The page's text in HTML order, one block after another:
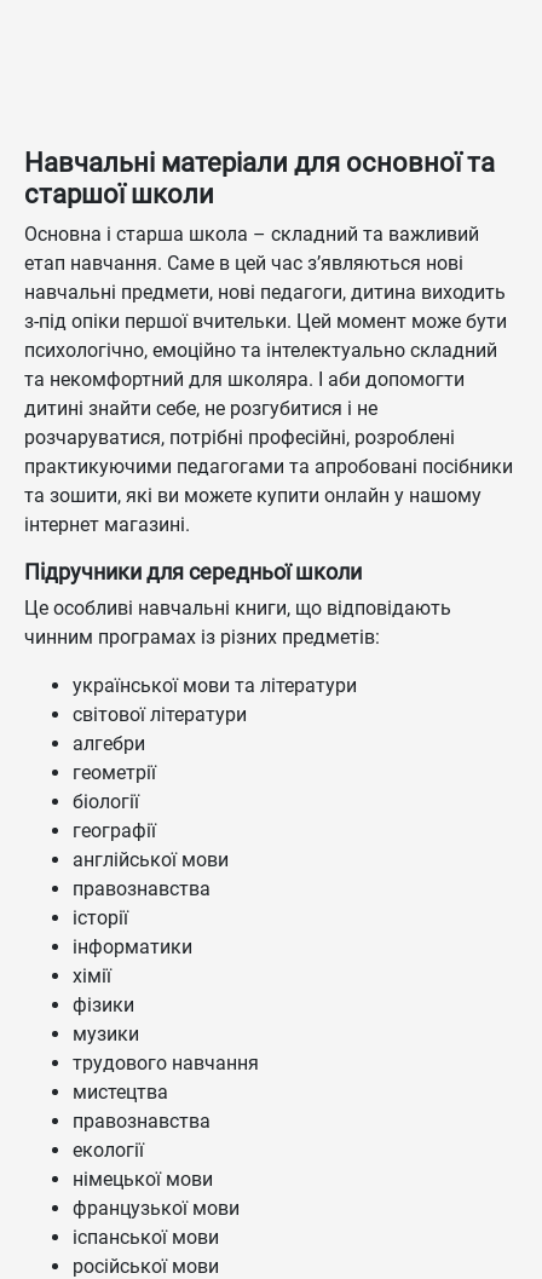
Навчальні матеріали для основної та
старшої школи
Основна і старша школа – складний та важливий
етап навчання. Саме в цей час з’являються нові
навчальні предмети, нові педагоги, дитина виходить
з-під опіки першої вчительки. Цей момент може бути
психологічно, емоційно та інтелектуально складний
та некомфортний для школяра. І аби допомогти
дитині знайти себе, не розгубитися і не
розчаруватися, потрібні професійні, розроблені
практикуючими педагогами та апробовані посібники
та зошити, які ви можете купити онлайн у нашому
інтернет магазині.
Підручники для середньої школи
Це особливі навчальні книги, що відповідають
чинним програмах із різних предметів:
української мови та літератури
світової літератури
алгебри
геометрії
біології
географії
англійської мови
правознавства
історії
інформатики
хімії
фізики
музики
трудового навчання
мистецтва
правознавства
екології
німецької мови
французької мови
іспанської мови
російської мови